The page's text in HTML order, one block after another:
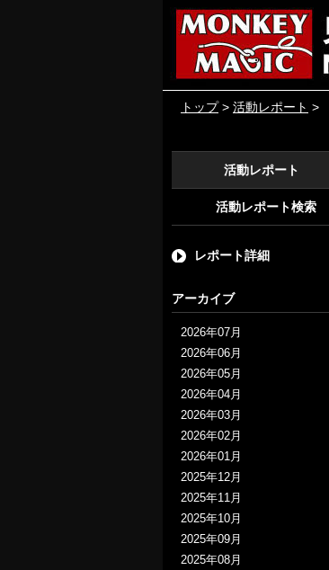
トップ> 活動レポート >
活動レポート
活動レポート検索
レポート詳細
アーカイブ
2026年07月
2026年06月
2026年05月
2026年04月
2026年03月
2026年02月
2026年01月
2025年12月
2025年11月
2025年10月
2025年09月
2025年08月